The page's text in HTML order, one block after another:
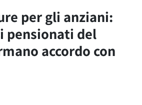
per gli anziani:
pensionati del
accordo con